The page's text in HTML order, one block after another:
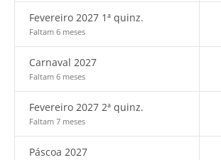
Fevereiro 2027 1ª quinz.
Faltam 6 meses
Carnaval 2027
Faltam 6 meses
Fevereiro 2027 2ª quinz.
Faltam 7 meses
Páscoa 2027